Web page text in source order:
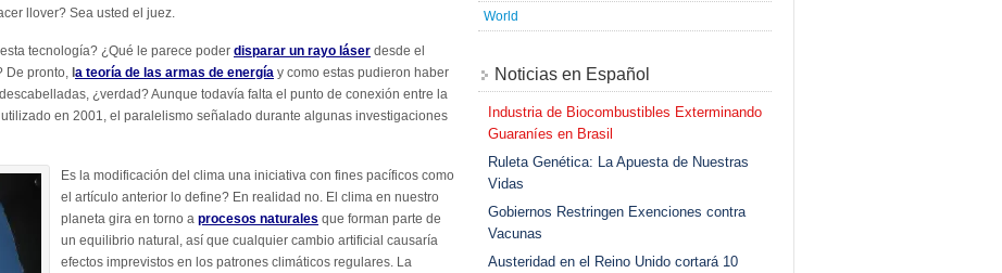
llover? Sea usted el juez.
tecnología? ¿Qué le parece poder disparar un rayo láser desde el
De pronto, a teoría de las armas de energía y como estas pudieron haber
¿verdad? Aunque todavía falta el punto de conexión entre la
en 2001, el paralelismo señalado durante algunas investigaciones
Es la modificación del clima una iniciativa con fines pacíficos como
el artículo anterior lo define? En realidad no. El clima en nuestro
planeta gira en torno a procesos naturales que forman parte de
un equilibrio natural, así que cualquier cambio artificial causaría
efectos imprevistos en los patrones climáticos regulares. La
World
Noticias en Español
Industria de Biocombustibles Exterminando
Guaraníes en Brasil
Ruleta Genética: La Apuesta de Nuestras
Vidas
Gobiernos Restringen Exenciones contra
Vacunas
Austeridad en el Reino Unido cortará 10